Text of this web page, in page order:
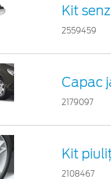
Kit
2559459
Capac
2179097
Kit
2108467